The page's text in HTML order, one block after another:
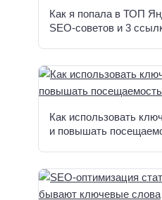
Как я попала в ТОП
SEO-советов и 3
Как использовать
и повышать